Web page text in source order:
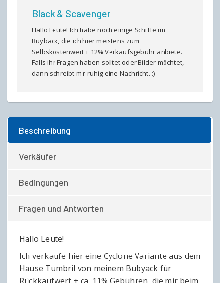
Black & Scavenger
Hallo Leute! Ich habe noch einige Schiffe im
Buyback, die ich hier meistens zum
Selbskostenwert + 12% Verkaufsgebühr anbiete.
Falls ihr Fragen haben solltet oder Bilder möchtet,
dann schreibt mir ruhig eine Nachricht. :)
Beschreibung
Verkäufer
Bedingungen
Fragen und Antworten
Hallo Leute!
Ich verkaufe hier eine Cyclone Variante aus dem
Hause Tumbril von meinem Bubyack für
Rückkaufwert + ca. 11% Gebühren, die mir beim